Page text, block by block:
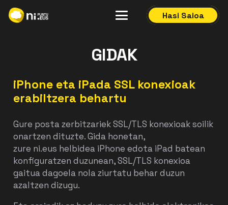
Hasi Saioa
GIDAK
iPhone eta iPada SSL konexioak
erabiltzera behartu
Gure posta zerbitzariek SSL/TLS konexioak soilik
onartzen dituzte. Gida honetan,
zure ni.eus helbidea iPhone edota iPad batean
konfiguratzen duzunean, SSL/TLS konexioa
gaitua dagoela nola ziurtatu behar duzun
azaltzen dizugu.